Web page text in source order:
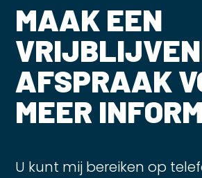
MAAK EEN
AFSPRAAK
MEER
U kunt mij bereiken op